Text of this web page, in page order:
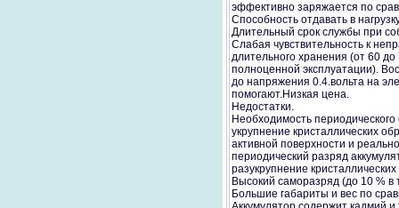
эффективно заряжается по
Способность отдавать в
Длительный срок службы при
Слабая чувствительность к
длительного хранения (от 60
полноценной эксплуатации).
до напряжения 0.4.вольта на
помогают.Низкая цена.
Недостатки.
Необходимость
укрупнение кристаллических
активной поверхности и
периодический разряд
разукрупнение
Высокий саморазряд (до 10 %
Большие габариты и вес по